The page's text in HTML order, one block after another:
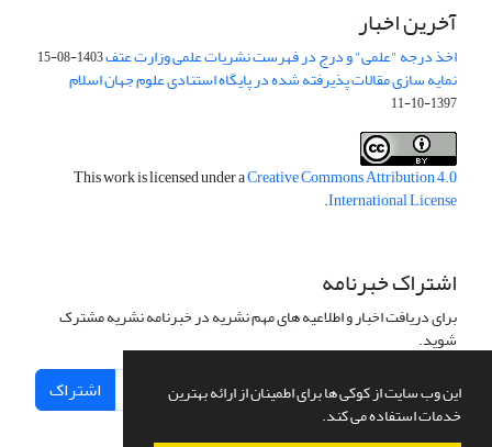
این وب سایت از کوکی ها برای اطمینان از ارائه بهترین
خدمات استفاده می کند.
آخرین اخبار
اخذ درجه "علمی" و درج در فهرست نشریات علمی وزارت عتف1403-08-15
نمایه سازی مقالات پذیرفته شده در پایگاه استنادی علوم جهان اسلام
1397-10-11
This work is licensed under aCreative Commons Attribution 4.0
International License
.
اشتراک خبرنامه
برای دریافت اخبار و اطلاعیه های مهم نشریه در خبرنامه نشریه مشترک
شوید.
اشتراک